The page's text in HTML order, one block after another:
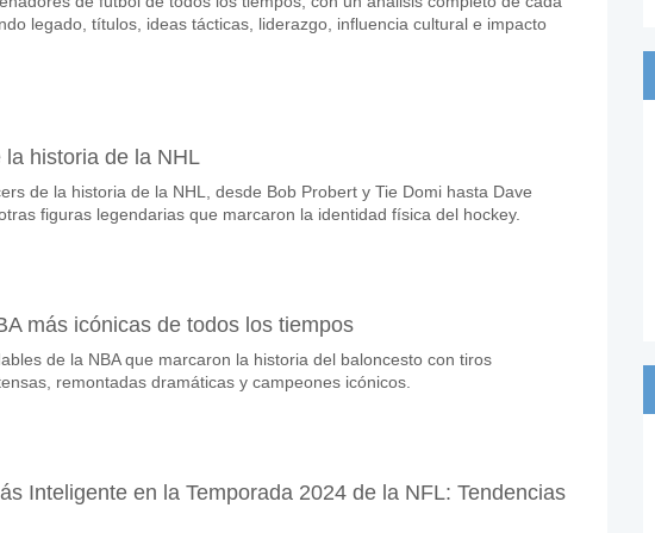
para ganar entre Burnley v Man City?
partido, con una probabilidad de 85%
en el partido Burnley v Man City?
con un porcentaje de 58%.
resultado correcto para Burnley v Man City?
probar el Resultado Correcto de 0-3 que tiene un porcentaje de 16%.
legado, títulos, ideas tácticas, liderazgo, influencia cultural e impacto
historia de la NHL
de la historia de la NHL, desde Bob Probert y Tie Domi hasta Dave
figuras legendarias que marcaron la identidad física del hockey.
más icónicas de todos los tiempos
de la NBA que marcaron la historia del baloncesto con tiros
remontadas dramáticas y campeones icónicos.
Inteligente en la Temporada 2024 de la NFL: Tendencias